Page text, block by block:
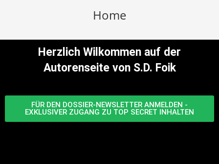
Home
Herzlich Wilkommen auf der
Autorenseite von S.D. Foik
FÜR DEN DOSSIER-NEWSLETTER ANMELDEN -
EXKLUSIVER ZUGANG ZU TOP SECRET INHALTEN